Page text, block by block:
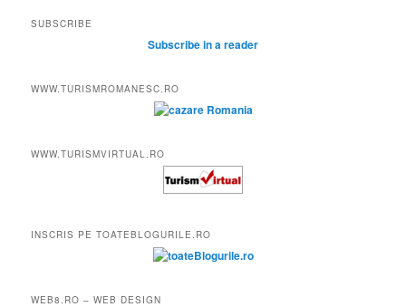
SUBSCRIBE
Subscribe in a reader
WWW.TURISMROMANESC.RO
WWW.TURISMVIRTUAL.RO
INSCRIS PE TOATEBLOGURILE.RO
WEB8.RO – WEB DESIGN